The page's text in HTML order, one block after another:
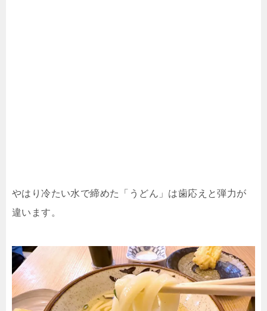
やはり冷たい水で締めた「うどん」は歯応えと弾力が
違います。